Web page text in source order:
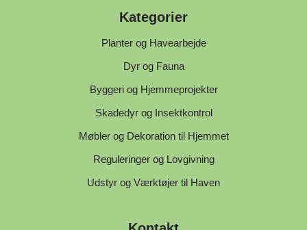
Kategorier
Planter og Havearbejde
Dyr og Fauna
Byggeri og Hjemmeprojekter
Skadedyr og Insektkontrol
Møbler og Dekoration til Hjemmet
Reguleringer og Lovgivning
Udstyr og Værktøjer til Haven